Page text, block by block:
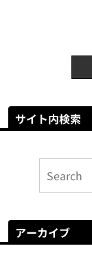
サイト内検索
アーカイブ